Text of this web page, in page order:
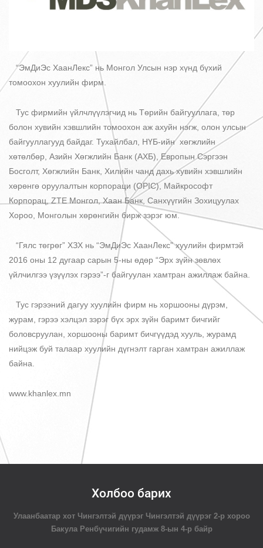
“ЭмДиЭс ХаанЛекс” нь Монгол Улсын нэр хүнд бүхий
томоохон хуулийн фирм.
Тус фирмийн үйлчлүүлэгчид нь Төрийн байгууллага, төр
болон хувийн хэвшлийн томоохон аж ахуйн нэгж, oлон улсын
байгууллагууд байдаг. Тухайлбал, НҮБ-ийн хөгжлийн
хөтөлбөр, Азийн Хөгжлийн Банк (АХБ), Европын Сэргээн
Босголт, Хөгжлийн Банк, Хилийн чанд дахь хувийн хэвшлийн
хөрөнгө оруулалтын корпораци (OPIC), Майкрософт
Корпорац, ZTE Монгол, Хаан Банк, Санхүүгийн Зохицуулах
Хороо, Монголын хөрөнгийн бирж зэрэг юм.
“Гялс төгрөг” ХЗХ нь “ЭмДиЭс ХаанЛекс” хуулийн фирмтэй
2016 оны 12 дугаар сарын 5-ны өдөр “Эрх зүйн зөвлөх
үйлчилгээ үзүүлэх гэрээ”-г байгуулан хамтран ажиллаж байна.
Тус гэрээний дагуу хуулийн фирм нь хоршооны дүрэм,
журам, гэрээ хэлцэл зэрэг бүх эрх зүйн баримт бичгийг
боловсруулан, хоршооны баримт бичгүүдэд хууль, журамд
нийцэж буй талаар хуулийн дүгнэлт гарган хамтран ажиллаж
байна.
www.khanlex.mn
Холбоо барих
Улаанбаатар хот Чингэлтэй дүүрэг Чингэлтэй дүүрэг 2-р хороо
Бакула Ренбүчигийн гудамж 8-ын 4-р байр